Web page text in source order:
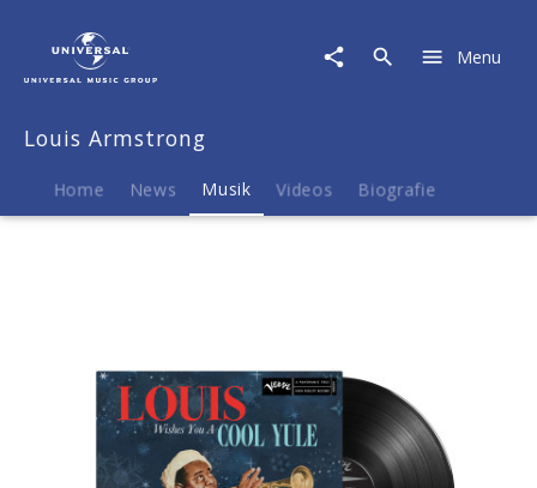
Armstrong
Musik
Louis
A
Menu
Louis Armstrong
Home News Musik Videos Biografie